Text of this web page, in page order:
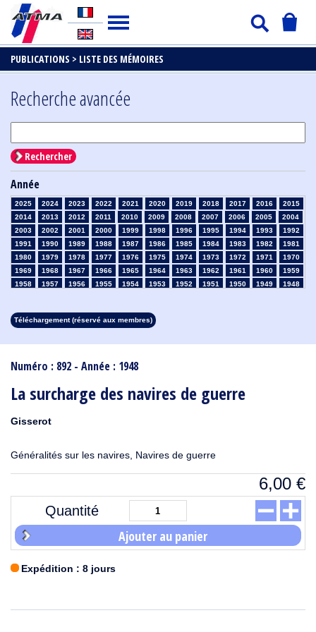
PUBLICATIONS > LISTE DES MÉMOIRES
Numéro : 892 - Année : 1948
La surcharge des navires de guerre
Gisserot
Généralités sur les navires, Navires de guerre
6,00 €
Quantité
Ajouter au panier
Expédition : 8 jours
Recherche avancée
Rechercher
Année
2025 2024 2023 2022 2021 2020 2019 2018 2017 2016
2015
2014
2013 2012 2011 2010 2009 2008 2007 2006 2005
2004
2003
2002 2001 2000 1999 1998 1996 1995 1994 1993
1992
1991
1990 1989 1988 1987 1986 1985 1984 1983 1982
1981
1980
1979 1978 1977 1976 1975 1974 1973 1972 1971
1970
1969
1968 1967 1966 1965 1964 1963 1962 1961 1960
1959
1958
1957 1956 1955 1954 1953 1952 1951 1950 1949
1948
1913
1912 1911 1910 1909 1908
Téléchargement (réservé aux membres)